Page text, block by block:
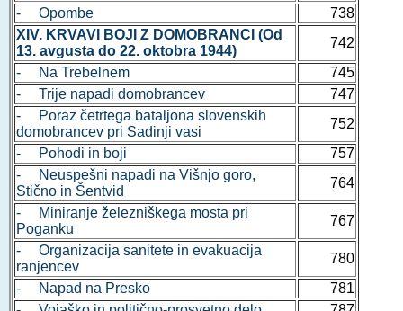
- Opombe
738
XIV. KRVAVI BOJI Z DOMOBRANCI (Od
13. avgusta do 22. oktobra 1944)
742
- Na Trebelnem
745
- Trije napadi domobrancev
747
- Poraz četrtega bataljona slovenskih
domobrancev pri Sadinji vasi
752
- Pohodi in boji
757
- Neuspešni napadi na Višnjo goro,
Stično in Šentvid
764
- Miniranje železniškega mosta pri
Poganku
767
- Organizacija sanitete in evakuacija
ranjencev
780
- Napad na Presko
781